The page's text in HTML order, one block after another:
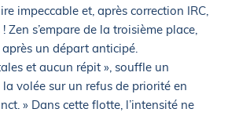
impeccable et, après correction IRC,
s’empare de la troisième place,
un départ anticipé.
et aucun répit », souffle un
la volée sur un refus de priorité en
» Dans cette flotte, l’intensité ne